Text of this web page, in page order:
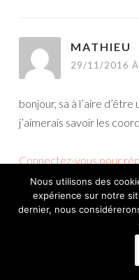
MATHIEU
29/11/2016
bonjour, sa à l’aire
j’aimerais savoir les
Connectez-vous pour
12/01/
Nous utilisons des
expérience sur notre
dernier, nous